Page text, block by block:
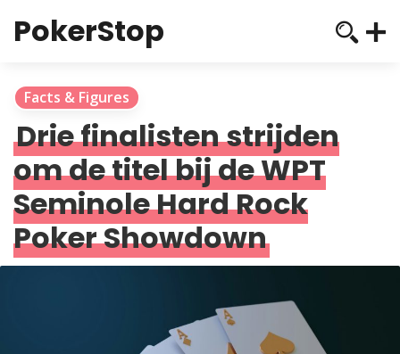
PokerStop
Facts & Figures
Drie finalisten strijden
om de titel bij de WPT
Seminole Hard Rock
Poker Showdown